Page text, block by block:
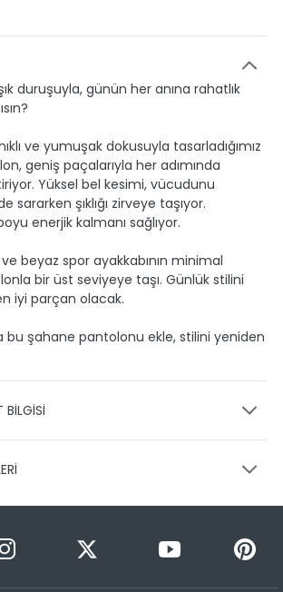
duruşuyla, günün her anına rahatlık
ve yumuşak dokusuyla tasarladığımız
geniş paçalarıyla her adımında
Yüksel bel kesimi, vücudunu
sararken şıklığı zirveye taşıyor.
enerjik kalmanı sağlıyor.
beyaz spor ayakkabının minimal
bir üst seviyeye taşı. Günlük stilini
iyi parçan olacak.
bu şahane pantolonu ekle, stilini yeniden
BİLGİSİ
anlaşmalı olduğumuz PTT,
kargoya teslim edilir.
takibini nasıl yapabilirim?
Taksit Miktarı
Taksitli Tutar
Toplam
599,99 TL